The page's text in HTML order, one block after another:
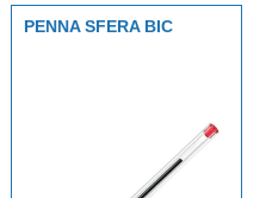
PENNA SFERA BIC